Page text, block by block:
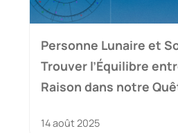
Personne Lunaire et
Trouver l’Équilibre
Raison dans notre
14 août 2025